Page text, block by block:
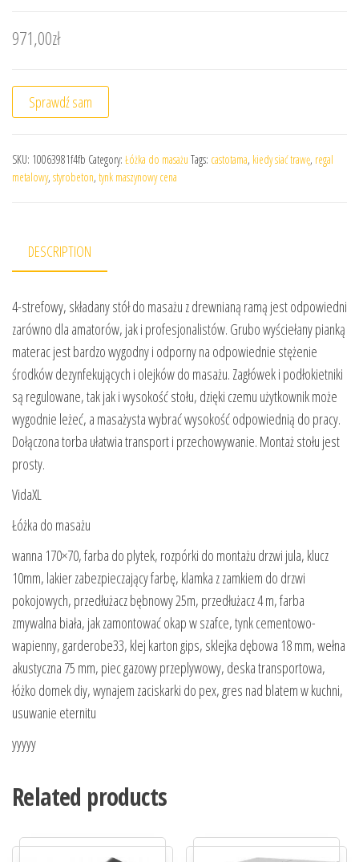
971,00zł
Sprawdź sam
SKU: 10063981f4fb Category: Łóżka do masażu Tags: castotama, kiedy siać trawę, regal
metalowy, styrobeton, tynk maszynowy cena
DESCRIPTION
4-strefowy, składany stół do masażu z drewnianą ramą jest odpowiedni
zarówno dla amatorów, jak i profesjonalistów. Grubo wyściełany pianką
materac jest bardzo wygodny i odporny na odpowiednie stężenie
środków dezynfekujących i olejków do masażu. Zagłówek i podłokietniki
są regulowane, tak jak i wysokość stołu, dzięki czemu użytkownik może
wygodnie leżeć, a masażysta wybrać wysokość odpowiednią do pracy.
Dołączona torba ułatwia transport i przechowywanie. Montaż stołu jest
prosty.
VidaXL
Łóżka do masażu
wanna 170×70, farba do plytek, rozpórki do montażu drzwi jula, klucz
10mm, lakier zabezpieczający farbę, klamka z zamkiem do drzwi
pokojowych, przedłużacz bębnowy 25m, przedłużacz 4 m, farba
zmywalna biała, jak zamontować okap w szafce, tynk cementowo-
wapienny, garderobe33, klej karton gips, sklejka dębowa 18 mm, wełna
akustyczna 75 mm, piec gazowy przeplywowy, deska transportowa,
łóżko domek diy, wynajem zaciskarki do pex, gres nad blatem w kuchni,
usuwanie eternitu
yyyyy
Related products